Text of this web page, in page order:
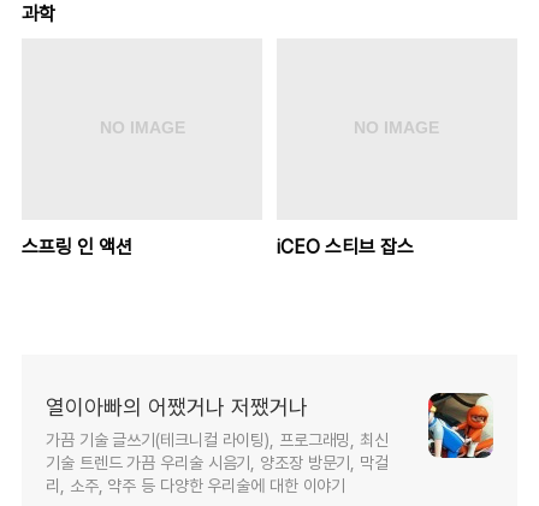
과학
스프링 인 액션 iCEO 스티브 잡스
열이아빠의 어쨌거나 저쨌거나
가끔 기술 글쓰기(테크니컬 라이팅), 프로그래밍, 최신
기술 트렌드 가끔 우리술 시음기, 양조장 방문기, 막걸
리, 소주, 약주 등 다양한 우리술에 대한 이야기